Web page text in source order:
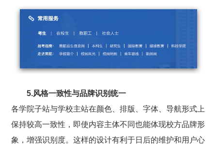
5.风格一致性与品牌识别统一
各学院子站与学校主站在颜色、排版、字体、导航形式上
保持较高一致性，即使内容主体不同也能体现校方品牌形
象，增强识别度。这样的设计有利于日后的维护和用户心